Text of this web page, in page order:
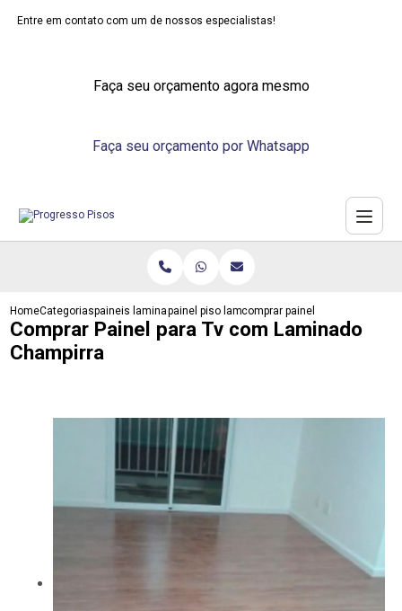
Entre em contato com um de nossos especialistas!
Faça seu orçamento agora mesmo
Faça seu orçamento por Whatsapp
HomeCategoriaspaineis laminadospainel piso laminadocomprar painel para tv com
Comprar Painel para Tv com Laminado
Champirra